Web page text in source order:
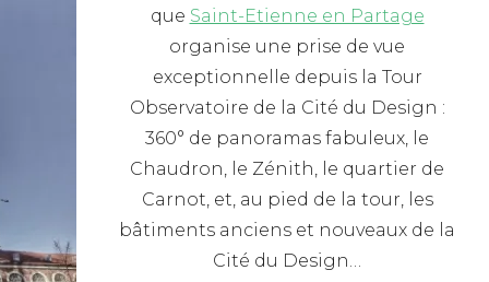
que Saint-Etienne en Partage
organise une prise de vue
exceptionnelle depuis la Tour
Observatoire de la Cité du Design :
360° de panoramas fabuleux, le
Chaudron, le Zénith, le quartier de
Carnot, et, au pied de la tour, les
bâtiments anciens et nouveaux de la
Cité du Design…